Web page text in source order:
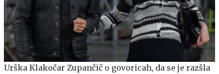
Urška Klakočar Zupančič o govoricah, da se je razšla